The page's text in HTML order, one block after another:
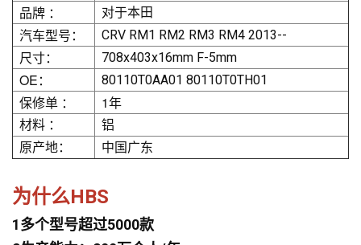
品牌 ：
对于本田
汽车型号： CRV RM1 RM2 RM3 RM4 2013--
尺寸： 708x403x16mm F-5mm
OE： 80110T0AA01 80110T0TH01
保修单 ： 1年
材料 ：
铝
原产地：
中国广东
为什么HBS
1多个型号超过5000款